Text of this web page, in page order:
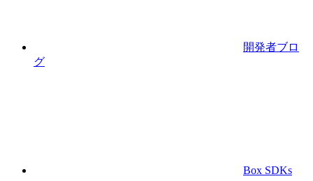
開発者ブロ
グ
Box SDKs